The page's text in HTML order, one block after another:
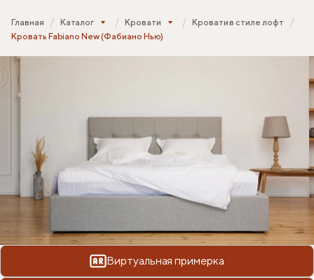
Главная Каталог Кровати
Кровати в стиле лофт
Кровать Fabiano New (Фабиано Нью)
Виртуальная примерка